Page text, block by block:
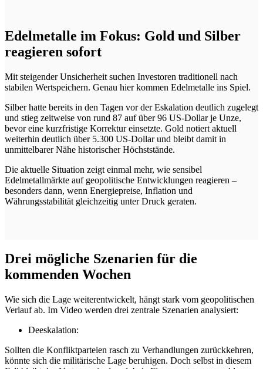
Edelmetalle im Fokus: Gold und Silber
reagieren sofort
Mit steigender Unsicherheit suchen Investoren traditionell nach
stabilen Wertspeichern. Genau hier kommen Edelmetalle ins Spiel.
Silber hatte bereits in den Tagen vor der Eskalation deutlich zugelegt
und stieg zeitweise von rund 87 auf über 96 US-Dollar je Unze,
bevor eine kurzfristige Korrektur einsetzte. Gold notiert aktuell
weiterhin deutlich über 5.300 US-Dollar und bleibt damit in
unmittelbarer Nähe historischer Höchststände.
Die aktuelle Situation zeigt einmal mehr, wie sensibel
Edelmetallmärkte auf geopolitische Entwicklungen reagieren –
besonders dann, wenn Energiepreise, Inflation und
Währungsstabilität gleichzeitig unter Druck geraten.
Drei mögliche Szenarien für die
kommenden Wochen
Wie sich die Lage weiterentwickelt, hängt stark vom geopolitischen
Verlauf ab. Im Video werden drei zentrale Szenarien analysiert:
Deeskalation:
Sollten die Konfliktparteien rasch zu Verhandlungen zurückkehren,
könnte sich die militärische Lage beruhigen. Doch selbst in diesem